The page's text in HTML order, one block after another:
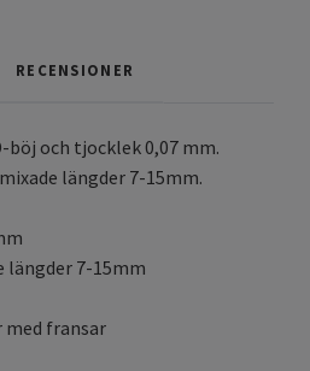
RECENSIONER
böj och tjocklek 0,07 mm.
längder 7-15mm.
längder 7-15mm
med fransar